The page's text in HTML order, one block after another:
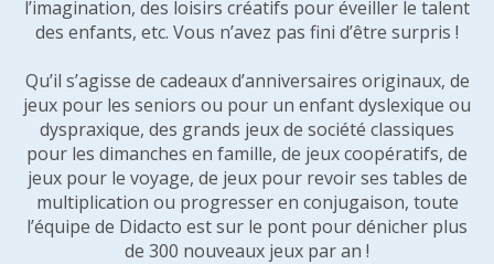
l’imagination, des loisirs créatifs pour éveiller le talent
des enfants, etc. Vous n’avez pas fini d’être surpris !
Qu’il s’agisse de cadeaux d’anniversaires originaux, de
jeux pour les seniors ou pour un enfant dyslexique ou
dyspraxique, des grands jeux de société classiques
pour les dimanches en famille, de jeux coopératifs, de
jeux pour le voyage, de jeux pour revoir ses tables de
multiplication ou progresser en conjugaison, toute
l’équipe de Didacto est sur le pont pour dénicher plus
de 300 nouveaux jeux par an !